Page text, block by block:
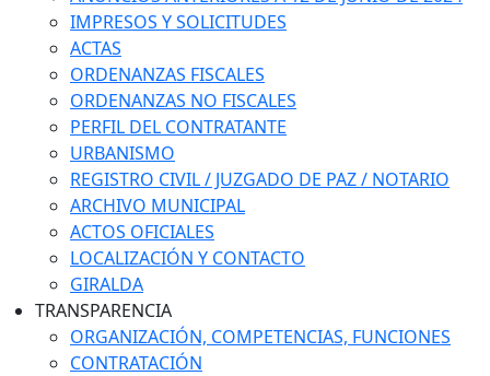
IMPRESOS Y SOLICITUDES
ACTAS
ORDENANZAS FISCALES
ORDENANZAS NO FISCALES
PERFIL DEL CONTRATANTE
URBANISMO
REGISTRO CIVIL / JUZGADO DE PAZ / NOTARIO
ARCHIVO MUNICIPAL
ACTOS OFICIALES
LOCALIZACIÓN Y CONTACTO
GIRALDA
TRANSPARENCIA
ORGANIZACIÓN, COMPETENCIAS, FUNCIONES
CONTRATACIÓN